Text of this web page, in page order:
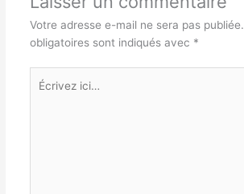
Votre adresse e-mail ne sera pas publiée.
obligatoires sont indiqués avec *
Écrivez
ici…